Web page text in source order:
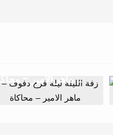
زفة الليلة ليلة فرح دفوف – ماهر الامير – محاكاة